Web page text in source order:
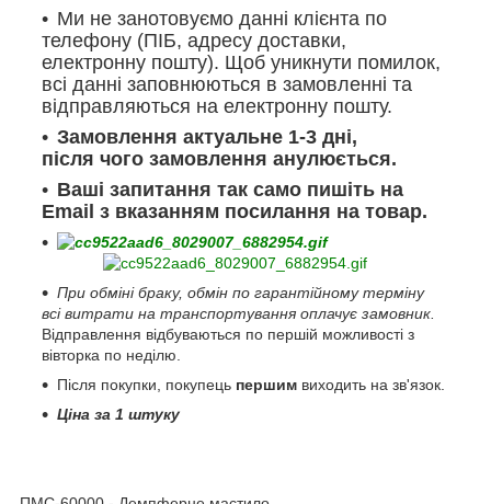
Ми не занотовуємо данні клієнта по
телефону (ПІБ, адресу доставки,
електронну пошту). Щоб уникнути помилок,
всі данні заповнюються в замовленні та
відправляються на електронну пошту.
Замовлення актуальне 1-3 дні,
після чого замовлення анулюється.
Ваші запитання так само пишіть на
Email з вказанням посилання на товар.
При обміні браку, обмін по гарантійному терміну
всі витрати на транспортування оплачує замовник.
Відправлення відбуваються по першій можливості з
вівторка по неділю.
Після покупки, покупець першим виходить на зв'язок.
Ціна за 1 штуку